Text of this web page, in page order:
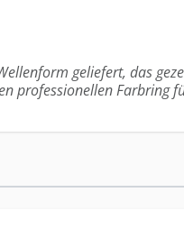
geliefert, das
professionellen Farbring